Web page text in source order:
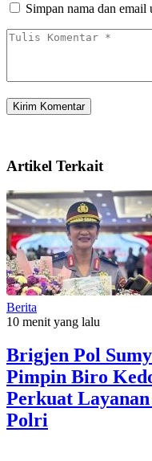
Simpan nama dan
Artikel Terkait
Berita
10 menit yang lalu
Brigjen Pol
Pimpin Biro
Perkuat
Polri